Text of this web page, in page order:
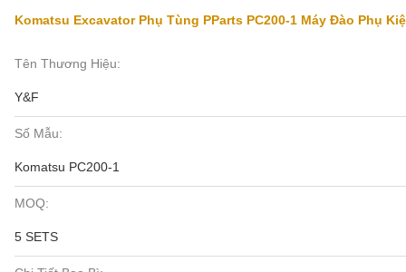
Komatsu Excavator Phụ Tùng PParts PC200-1 Máy Đào Phụ
Tên Thương Hiệu:
Y&F
Số Mẫu:
Komatsu PC200-1
MOQ:
5 SETS